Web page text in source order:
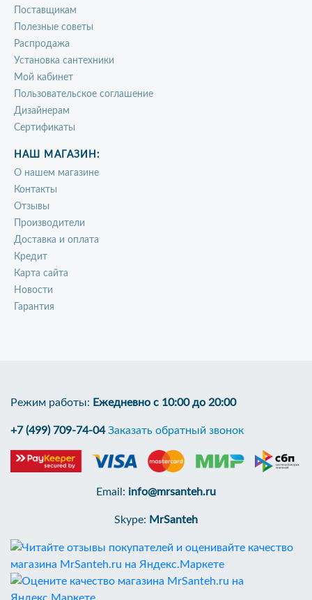
Поставщикам
Полезные советы
Распродажа
Установка сантехники
Мой кабинет
Пользовательское соглашение
Дизайнерам
Сертификаты
НАШ МАГАЗИН:
О нашем магазине
Контакты
Отзывы
Производители
Доставка и оплата
Кредит
Карта сайта
Новости
Гарантия
Режим работы: Ежедневно с 10:00 до 20:00
+7 (499) 709-74-04 Заказать обратный звонок
Email: info@mrsanteh.ru
Skype: MrSanteh